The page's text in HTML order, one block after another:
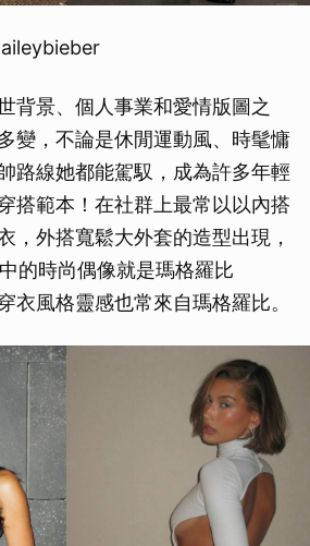
背景、個人事業和愛情版圖之
變，不論是休閒運動風、時髦慵
路線她都能駕馭，成為許多年輕
搭範本！在社群上最常以以內搭
，外搭寬鬆大外套的造型出現，
的時尚偶像就是瑪格羅比
風格靈感也常來自瑪格羅比。